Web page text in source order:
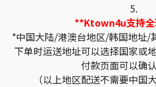
5.
**Ktown4u支持
*中国大陆/港澳台地区/韩国地址/
下单时运送地址可以选择国家或
付款页面可以确认
（以上地区配送不需要中国